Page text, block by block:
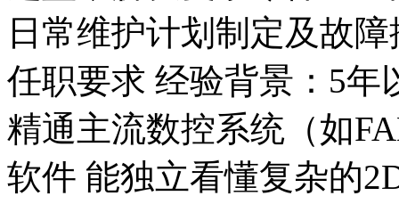
日常维护计划制定及故
任职要求 ‌经验背景‌：‌5年
精通主流数控系统（如
软件 能独立看懂复杂的